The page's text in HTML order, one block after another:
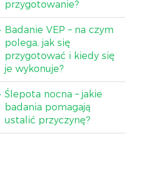
przygotowanie?
Badanie VEP – na czym
polega, jak się
przygotować i kiedy się
je wykonuje?
Ślepota nocna – jakie
badania pomagają
ustalić przyczynę?